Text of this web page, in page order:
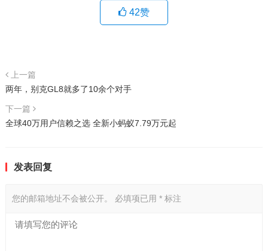
42赞
上一篇
两年，别克GL8就多了10余个对手
下一篇
全球40万用户信赖之选 全新小蚂蚁7.79万元起
发表回复
您的邮箱地址不会被公开。 必填项已用 *标注